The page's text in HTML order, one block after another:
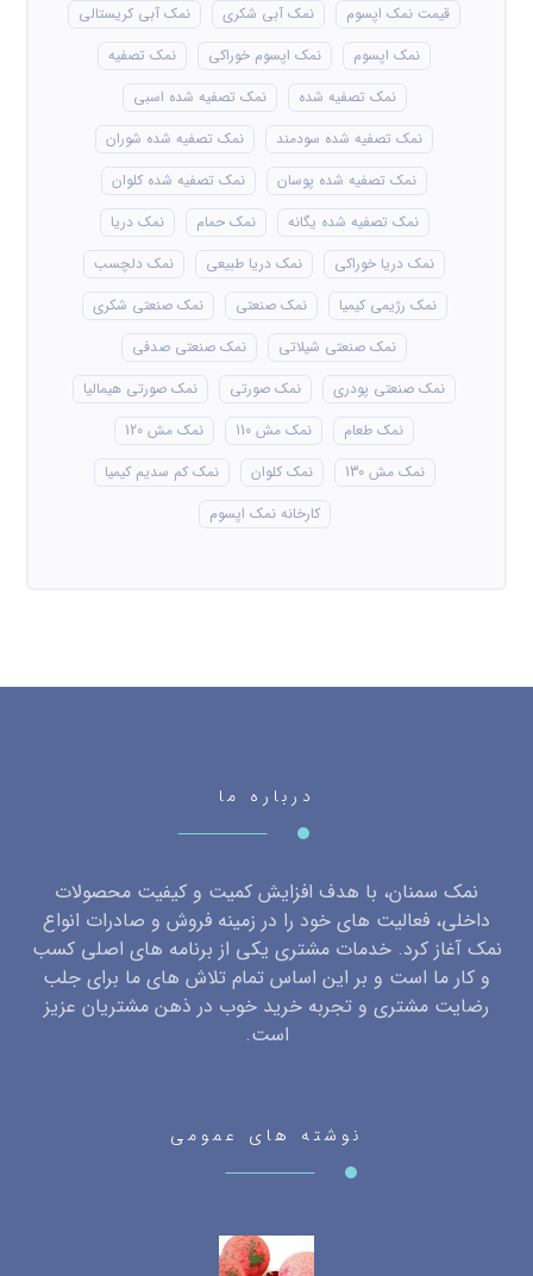
قیمت نمک اپسوم
نمک آبی شکری
نمک آبی کریستالی
نمک اپسوم
نمک اپسوم خوراکی
نمک تصفیه
نمک تصفیه شده
نمک تصفیه شده اسبی
نمک تصفیه شده سودمند
نمک تصفیه شده شوران
نمک تصفیه شده پوسان
نمک تصفیه شده کلوان
نمک تصفیه شده یگانه
نمک حمام
نمک دریا
نمک دریا خوراکی
نمک دریا طبیعی
نمک دلچسب
نمک رژیمی کیمیا
نمک صنعتی
نمک صنعتی شکری
نمک صنعتی شیلاتی
نمک صنعتی صدفی
نمک صنعتی پودری
نمک صورتی
نمک صورتی هیمالیا
نمک طعام
نمک مش 110
نمک مش 120
نمک مش 130
نمک کلوان
نمک کم سدیم کیمیا
کارخانه نمک اپسوم
درباره ما
نمک سمنان، با هدف افزایش کمیت و کیفیت محصولات
داخلی، فعالیت های خود را در زمینه فروش و صادرات انواع
نمک آغاز کرد. خدمات مشتری یکی از برنامه های اصلی کسب
و کار ما است و بر این اساس تمام تلاش های ما برای جلب
رضایت مشتری و تجربه خرید خوب در ذهن مشتریان عزیز
است.
نوشته های عمومی